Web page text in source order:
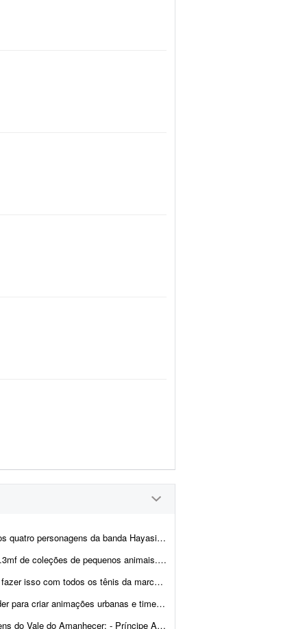
cena de referência está em anexo. Minha ideia é que os personage...
imagens e o profissional deverá gerar os arquivos prontos para impressão 3...
este seria um piloto pra validação de uma futura...
cidades em estilo documentário. Deve incluir animação de elem...
Amanhecer: - Príncipe Ariane - Ministro Yuricy